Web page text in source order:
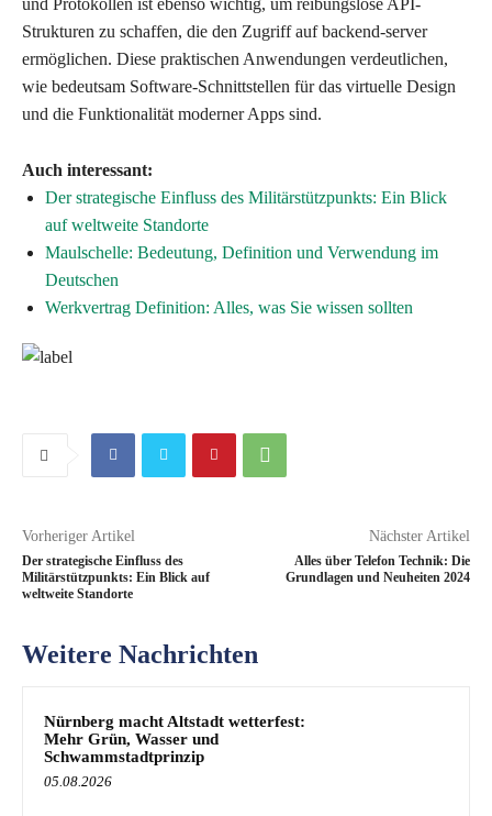
Strukturen zu schaffen, die den Zugriff auf backend-server
ermöglichen. Diese praktischen Anwendungen verdeutlichen,
wie bedeutsam Software-Schnittstellen für das virtuelle Design
und die Funktionalität moderner Apps sind.
Auch interessant:
Der strategische Einfluss des Militärstützpunkts: Ein Blick
auf weltweite Standorte
Maulschelle: Bedeutung, Definition und Verwendung im
Deutschen
Werkvertrag Definition: Alles, was Sie wissen sollten
Vorheriger Artikel
Der strategische Einfluss des
Militärstützpunkts: Ein Blick auf
weltweite Standorte
Nächster Artikel
Alles über Telefon Technik: Die
Grundlagen und Neuheiten 2024
Weitere Nachrichten
Nürnberg macht Altstadt wetterfest:
Mehr Grün, Wasser und
Schwammstadtprinzip
05.08.2026